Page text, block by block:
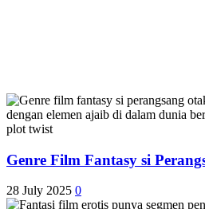
Genre Film Fantasy si
28 July 2025 0